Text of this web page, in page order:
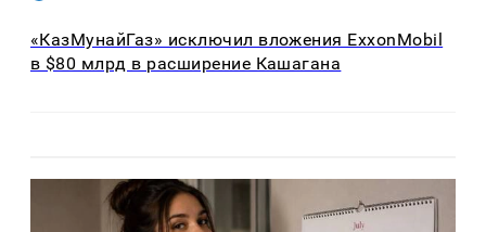
«КазМунайГаз» исключил вложения ExxonMobil
в $80 млрд в расширение Кашагана